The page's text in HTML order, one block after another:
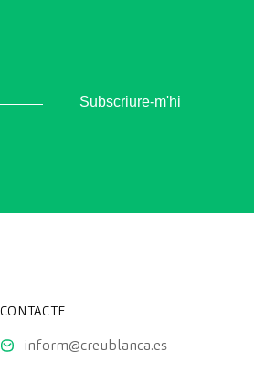
Subscriure-m'hi
CONTACTE
inform@creublanca.es